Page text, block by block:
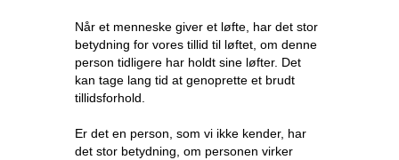
Når et menneske giver et løfte, har det stor
betydning for vores tillid til løftet, om denne
person tidligere har holdt sine løfter. Det
kan tage lang tid at genoprette et brudt
tillidsforhold.
Er det en person, som vi ikke kender, har
det stor betydning, om personen virker